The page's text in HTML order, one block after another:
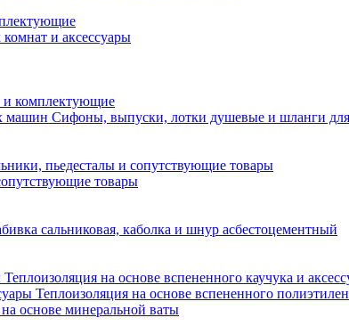
и аксессуары
и комплектующие
Сифоны, выпуски, лотки душевые и шланги
пьедесталы и сопутствующие товары
товары
сальниковая, каболка и шнур асбестоцементный
Теплоизоляция на основе вспененного каучука и
Теплоизоляция на основе вспененного
основе минеральной ваты